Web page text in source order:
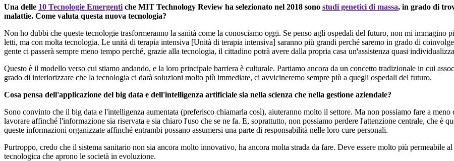
Una delle 10 Tecnologie Emergenti che MIT Technology Review ha selezionato nel 2018 sono studi genetici di massa, in grado di
malattie. Come valuta questa nuova tecnologia?
Non ho dubbi che queste tecnologie trasformeranno la sanità come la conosciamo oggi. Se penso agli ospedali del futuro, non mi
letti, ma con molta tecnologia. Le unità di terapia intensiva [Unità di terapia intensiva] saranno più grandi perché saremo in grado di
gente ci passerà sempre meno tempo perché, grazie alla tecnologia, il cittadino potrà avere dalla propria casa un'assistenza quasi
Questo è il modello verso cui stiamo andando, e la loro principale barriera è culturale. Partiamo ancora da un concetto tradizionale in cui
grado di interiorizzare che la tecnologia ci darà soluzioni molto più immediate, ci avvicineremo sempre più a quegli ospedali del futuro.
Cosa pensa dell'applicazione del big data e dell'intelligenza artificiale sia nella scienza che nella gestione aziendale?
Sono convinto che il big data e l'intelligenza aumentata (preferisco chiamarla così), aiuteranno molto il settore. Ma non possiamo fare a
lavorare affinché l'informazione sia riservata e sia chiaro l'uso che se ne fa. E, soprattutto, non possiamo perdere l'attenzione centrale, che è
queste informazioni organizzate affinché entrambi possano assumersi una parte di responsabilità nelle loro cure personali.
Purtroppo, credo che il sistema sanitario non sia ancora molto innovativo, ha ancora molta strada da fare. Deve essere molto più
tecnologica che aprono le società in evoluzione.